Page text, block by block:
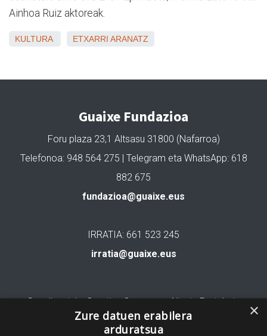
Ainhoa Ruiz aktoreak.
KULTURA ETXARRI ARANATZ
Guaixe Fundazioa
Foru plaza 23,1 Altsasu 31800 (Nafarroa)
Telefonoa: 948 564 275 | Telegram eta WhatsApp: 618
882 675
fundazioa@guaixe.eus
IRRATIA: 661 523 245
irratia@guaixe.eus
Gure lizentzia: Creative Commons Aitortu Partekatu
Codesyntaxek garatua
×
Zure datuen erabilera
arduratsua